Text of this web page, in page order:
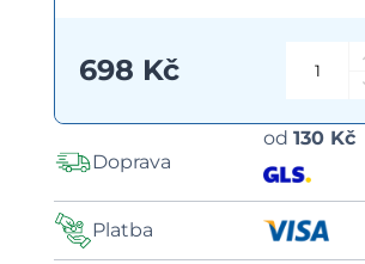
698 Kč
Doprava
od130 Kč
Platba